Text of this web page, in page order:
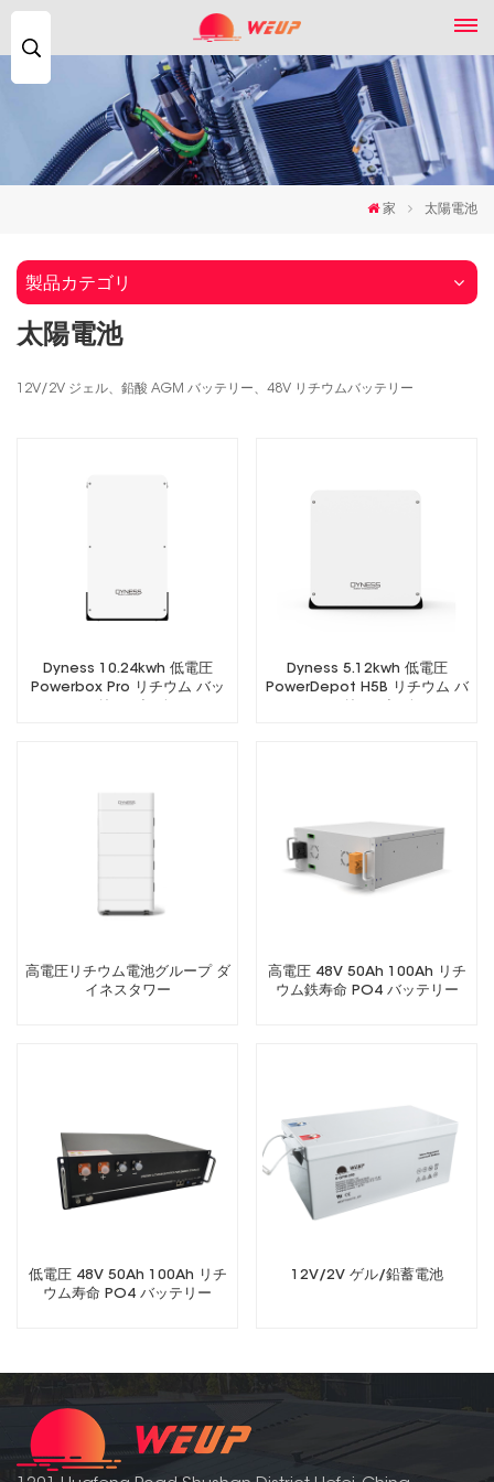
家 太陽電池
製品カテゴリ
太陽電池
12V/2V ジェル、鉛酸 AGM バッテリー、48V リチウムバッテリー
Dyness 10.24kwh 低電圧
Powerbox Pro リチウム バッ
Dyness 5.12kwh 低電圧
PowerDepot H5B リチウム バ
高電圧リチウム電池グループ ダ
イネスタワー
高電圧 48V 50Ah 100Ah リチ
ウム鉄寿命 PO4 バッテリー
低電圧 48V 50Ah 100Ah リチ
ウム寿命 PO4 バッテリー
12V/2V ゲル/鉛蓄電池